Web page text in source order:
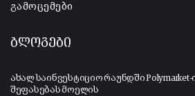
გამოცემები
ბლოგები
ახალ საინვესტიციო რაუნდში
შეფასებას მოელის